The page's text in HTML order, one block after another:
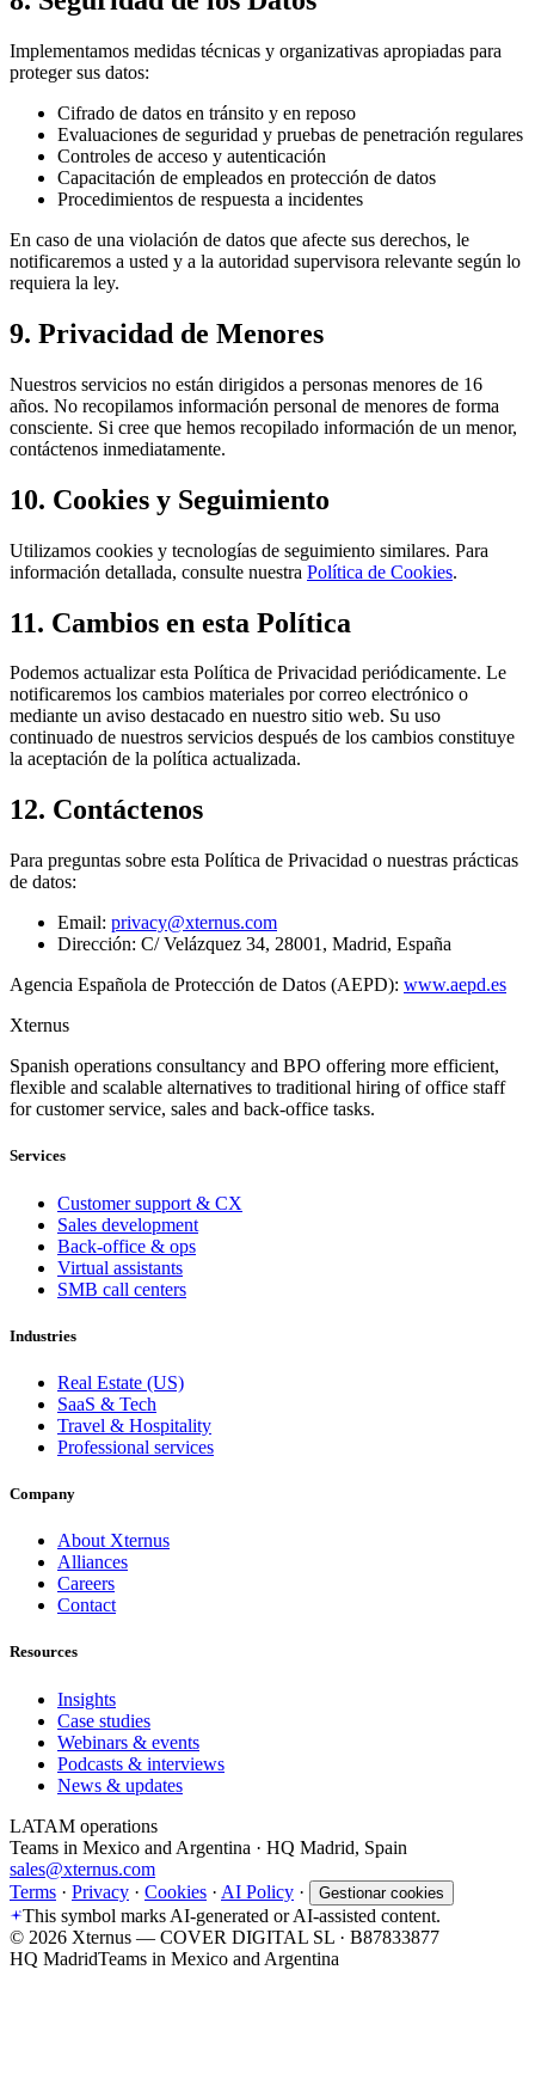
Implementamos medidas técnicas y organizativas apropiadas para
proteger sus datos:
Cifrado de datos en tránsito y en reposo
Evaluaciones de seguridad y pruebas de penetración regulares
Controles de acceso y autenticación
Capacitación de empleados en protección de datos
Procedimientos de respuesta a incidentes
En caso de una violación de datos que afecte sus derechos, le
notificaremos a usted y a la autoridad supervisora relevante según lo
requiera la ley.
9. Privacidad de Menores
Nuestros servicios no están dirigidos a personas menores de 16
años. No recopilamos información personal de menores de forma
consciente. Si cree que hemos recopilado información de un menor,
contáctenos inmediatamente.
10. Cookies y Seguimiento
Utilizamos cookies y tecnologías de seguimiento similares. Para
información detallada, consulte nuestra Política de Cookies.
11. Cambios en esta Política
Podemos actualizar esta Política de Privacidad periódicamente. Le
notificaremos los cambios materiales por correo electrónico o
mediante un aviso destacado en nuestro sitio web. Su uso
continuado de nuestros servicios después de los cambios constituye
la aceptación de la política actualizada.
12. Contáctenos
Para preguntas sobre esta Política de Privacidad o nuestras prácticas
de datos:
Email: privacy@xternus.com
Dirección: C/ Velázquez 34, 28001, Madrid, España
Agencia Española de Protección de Datos (AEPD): www.aepd.es
Xternus
Spanish operations consultancy and BPO offering more efficient,
flexible and scalable alternatives to traditional hiring of office staff
for customer service, sales and back-office tasks.
Services
Customer support & CX
Sales development
Back-office & ops
Virtual assistants
SMB call centers
Industries
Real Estate (US)
SaaS & Tech
Travel & Hospitality
Professional services
Company
About Xternus
Alliances
Careers
Contact
Resources
Insights
Case studies
Webinars & events
Podcasts & interviews
News & updates
LATAM operations
Teams in Mexico and Argentina · HQ Madrid, Spain
sales@xternus.com
Terms · Privacy · Cookies · AI Policy · Gestionar cookies
This symbol marks AI-generated or AI-assisted content.
© 2026 Xternus — COVER DIGITAL SL · B87833877
HQ MadridTeams in Mexico and Argentina